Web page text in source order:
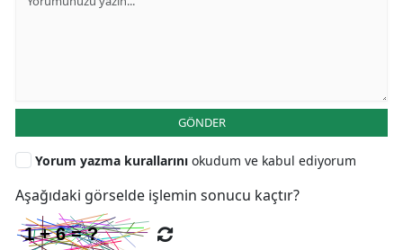
GÖNDER
Yorum yazma kurallarını okudum ve kabul ediyorum
Aşağıdaki görselde işlemin sonucu kaçtır?